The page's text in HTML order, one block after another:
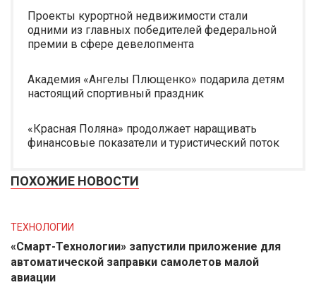
Проекты курортной недвижимости стали
одними из главных победителей федеральной
премии в сфере девелопмента
Академия «Ангелы Плющенко» подарила детям
настоящий спортивный праздник
«Красная Поляна» продолжает наращивать
финансовые показатели и туристический поток
ПОХОЖИЕ НОВОСТИ
ТЕХНОЛОГИИ
«Смарт-Технологии» запустили приложение для
автоматической заправки самолетов малой
авиации